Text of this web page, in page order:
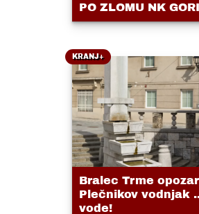
PO ZLOMU NK
KRANJ+
Bralec Trme
Plečnikov vodnjak
vode!